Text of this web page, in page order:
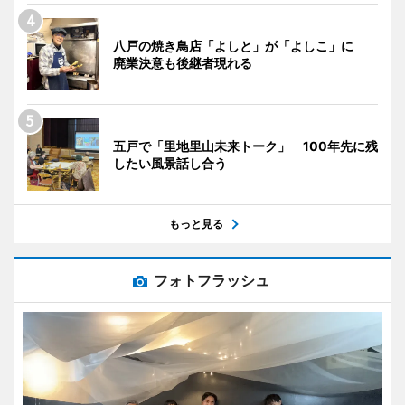
八戸の焼き鳥店「よしと」が「よしこ」に
廃業決意も後継者現れる
五戸で「里地里山未来トーク」 100年先に残
したい風景話し合う
もっと見る
フォトフラッシュ